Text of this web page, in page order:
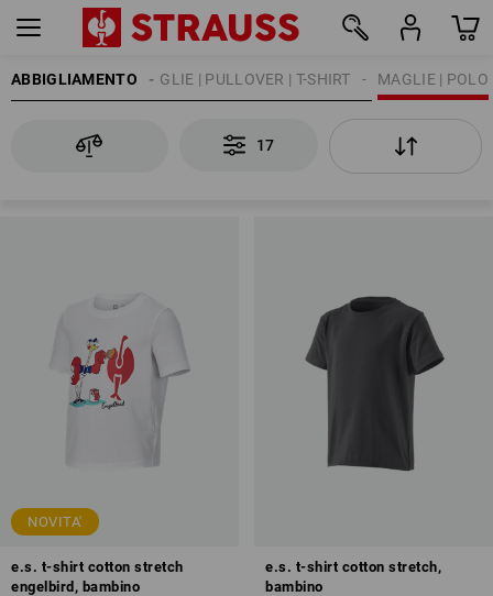
ABBIGLIAMENTO MAGLIE | POLO
MAGLIE | PULLOVER | T-SHIRT
BAMBINO
17
NOVITA'
e.s. t-shirt cotton stretch
engelbird, bambino
e.s. t-shirt cotton stretch,
bambino